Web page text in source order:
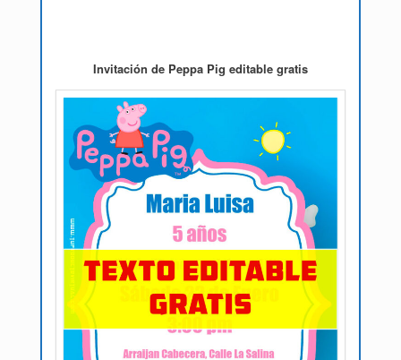
Invitación de Peppa Pig editable gratis